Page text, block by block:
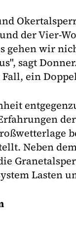
der Vier-
gehen wir
sagt
ein
Neben
Lasten